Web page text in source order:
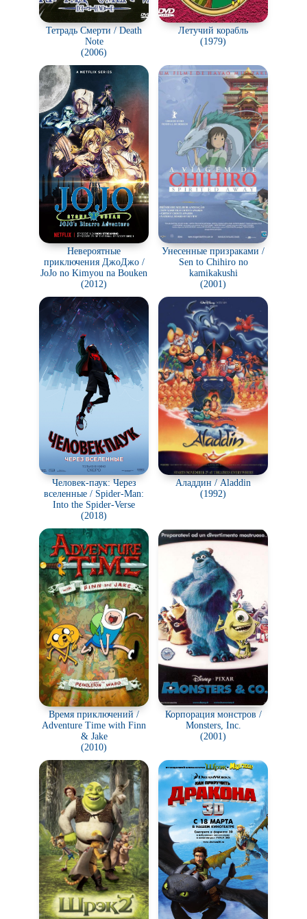
Тетрадь Смерти / Death
Note
(2006)
Летучий корабль
(1979)
Невероятные
приключения ДжоДжо /
JoJo no Kimyou na Bouken
(2012)
Унесенные призраками /
Sen to Chihiro no
kamikakushi
(2001)
Человек-паук: Через
вселенные / Spider-Man:
Into the Spider-Verse
(2018)
Аладдин / Aladdin
(1992)
Время приключений /
Adventure Time with Finn
& Jake
(2010)
Корпорация монстров /
Monsters, Inc.
(2001)